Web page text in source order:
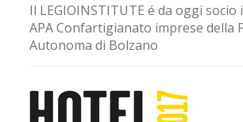
Il LEGIOINSTITUTE é da oggi socio
APA Confartigianato imprese della
Autonoma di Bolzano